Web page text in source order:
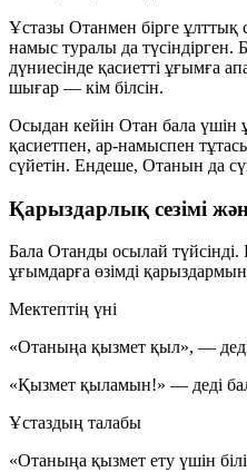
Ұстазы Отанмен бірге ұлттық
намыс туралы да түсіндірген.
дүниесінде қасиетті ұғымға
шығар — кім білсін.
Осыдан кейін Отан бала үшін
қасиетпен, ар-намыспен
сүйетін. Ендеше, Отанын да
Қарыздарлық сезімі
Бала Отанды осылай
ұғымдарға өзімді қарыздармын
Мектептің үні
«Отаныңа қызмет қыл», — деді
«Қызмет қыламын!» — деді
Ұстаздың талабы
«Отаныңа қызмет ету үшін